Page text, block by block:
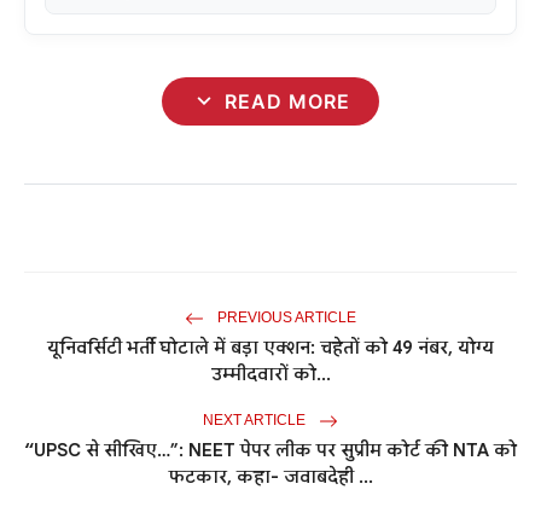
expand_more READ MORE
PREVIOUS ARTICLE
यूनिवर्सिटी भर्ती घोटाले में बड़ा एक्शन: चहेतों को 49 नंबर, योग्य
उम्मीदवारों को...
NEXT ARTICLE
“UPSC से सीखिए…”: NEET पेपर लीक पर सुप्रीम कोर्ट की NTA को
फटकार, कहा- जवाबदेही ...